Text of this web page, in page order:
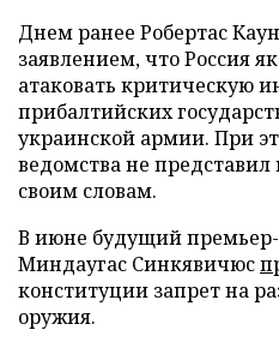
Днем ранее Робертас
заявлением, что Россия
атаковать критическую
прибалтийских
украинской армии. При
ведомства не представил
своим словам.
В июне будущий
Миндаугас Синкявичюс
конституции запрет на
оружия.